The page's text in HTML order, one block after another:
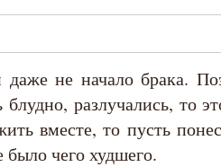
не начало брака.
блудно, разлучались, то
вместе, то пусть
было чего худшего.